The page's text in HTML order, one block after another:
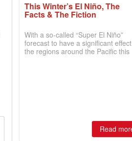
This Winter’s El Niño, The
Facts & The Fiction
With a so-called “Super El Niño”
forecast to have a significant
the regions around the Pacific this
Read